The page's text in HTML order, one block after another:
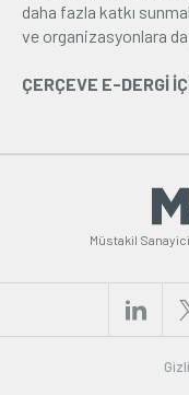
daha fazla katkı
ve organizasyonlara
ÇERÇEVE E-DERGİ
Müstakil